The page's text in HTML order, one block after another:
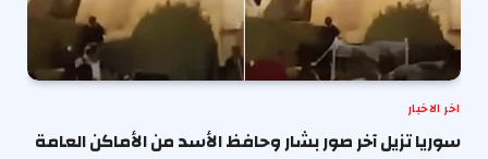
اخر الاخبار
سوريا تزيل آخر صور بشار وحافظ الأسد من الأماكن العامة